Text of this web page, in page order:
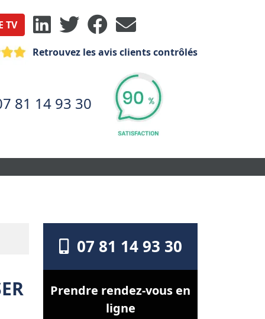
TV
Retrouvez les avis clients contrôlés
81 14 93 30
07 81 14 93 30
Prendre rendez-vous en
ligne